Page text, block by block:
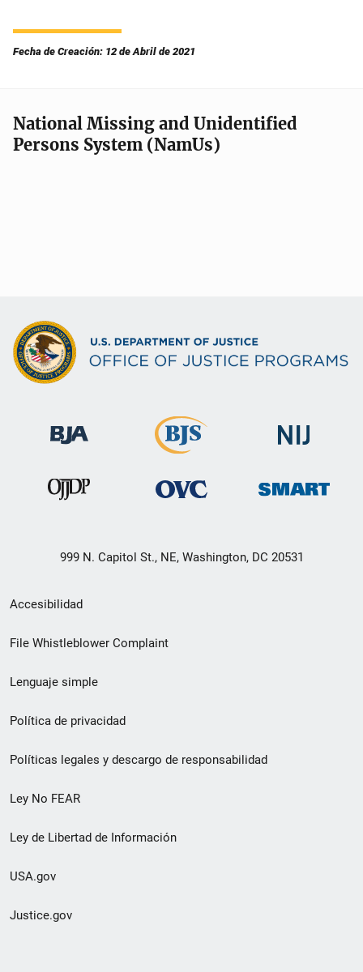
Fecha de Creación: 12 de Abril de 2021
National Missing and Unidentified
Persons System (NamUs)
999 N. Capitol St., NE, Washington, DC 20531
Menú
de
de
pie
de
página
Accesibilidad
File Whistleblower Complaint
Lenguaje simple
Política de privacidad
Políticas legales y descargo de responsabilidad
Ley No FEAR
Ley de Libertad de Información
USA.gov
Justice.gov